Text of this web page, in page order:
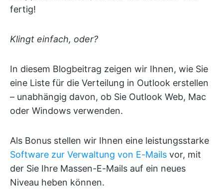
fertig!
Klingt einfach, oder?
In diesem Blogbeitrag zeigen wir Ihnen, wie Sie
eine Liste für die Verteilung in Outlook erstellen
– unabhängig davon, ob Sie Outlook Web, Mac
oder Windows verwenden.
Als Bonus stellen wir Ihnen eine leistungsstarke
Software zur Verwaltung von E-Mails vor, mit
der Sie Ihre Massen-E-Mails auf ein neues
Niveau heben können.